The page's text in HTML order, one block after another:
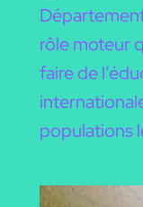
rôle moteur
faire de
populations